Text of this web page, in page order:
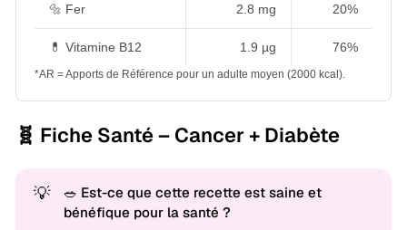
🔩 Fer 2.8 mg 20%
💊 Vitamine B12 1.9 µg 76%
*AR = Apports de Référence pour un adulte moyen (2000 kcal).
🧬 Fiche Santé – Cancer + Diabète
💡
🥗 Est-ce que cette recette est saine et
bénéfique pour la santé ?